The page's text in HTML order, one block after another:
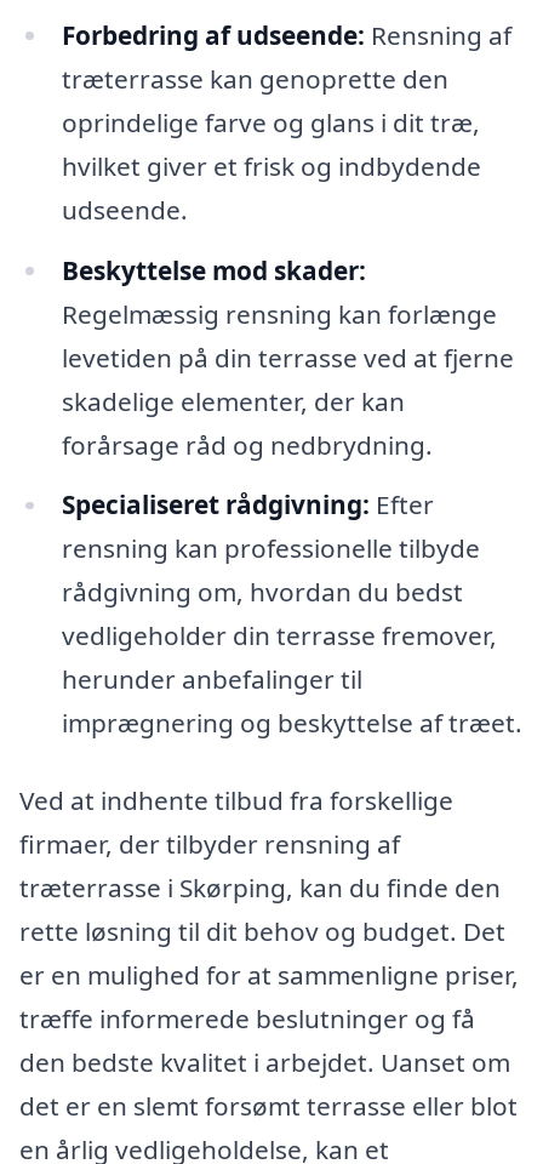
Forbedring af udseende: Rensning af
træterrasse kan genoprette den
oprindelige farve og glans i dit træ,
hvilket giver et frisk og indbydende
udseende.
Beskyttelse mod skader:
Regelmæssig rensning kan forlænge
levetiden på din terrasse ved at fjerne
skadelige elementer, der kan
forårsage råd og nedbrydning.
Specialiseret rådgivning: Efter
rensning kan professionelle tilbyde
rådgivning om, hvordan du bedst
vedligeholder din terrasse fremover,
herunder anbefalinger til
imprægnering og beskyttelse af træet.
Ved at indhente tilbud fra forskellige
firmaer, der tilbyder rensning af
træterrasse i Skørping, kan du finde den
rette løsning til dit behov og budget. Det
er en mulighed for at sammenligne priser,
træffe informerede beslutninger og få
den bedste kvalitet i arbejdet. Uanset om
det er en slemt forsømt terrasse eller blot
en årlig vedligeholdelse, kan et